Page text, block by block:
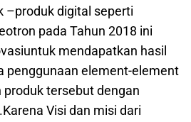
–produk digital seperti
pada Tahun 2018 ini
mendapatkan hasil
penggunaan element-element
produk tersebut dengan
Visi dan misi dari